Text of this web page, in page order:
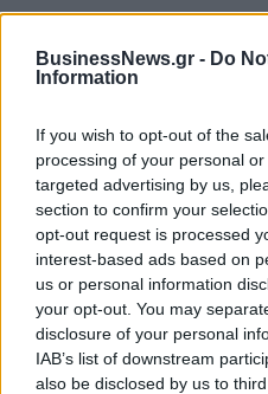
BusinessNews.gr - Do
Information
If you wish to opt-out of the
processing of your personal
targeted advertising by us,
section to confirm your
opt-out request is processed
interest-based ads based on
us or personal information
your opt-out. You may
disclosure of your personal
IAB’s list of downstream
also be disclosed by us to
ΔΗΜΟΦΙΛΗ
Όμιλος ΔΕΗ: Νέα
έργων ΑΠΕ άνω των 2 GW
Ουγγαρία
08/08/2026 - 10:26 ΕΝΕΡΓΕΙΑ
Ελληνική Αναπτυξιακή
δισ. ευρώ ανοίγει δρόμο
μικρομεσαίες
08/08/2026 - 11:22 ΤΡΑΠΕΖΕΣ